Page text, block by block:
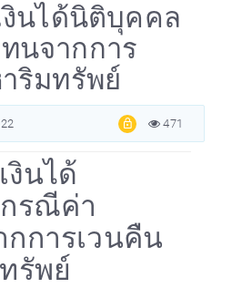
งินได้นิติบุคคล
นจากการ
ริมทรัพย์
471
งินได้
รณีค่า
การเวนคืน
รัพย์